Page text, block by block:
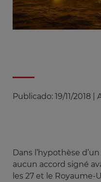
Publicado: 19/11/2018
Dans l’hypothèse
aucun accord signé
les 27 et le Royaume-